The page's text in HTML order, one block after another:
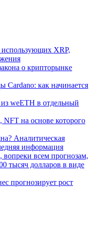
XRP,
о крипторынке
Cardano: как начинается
weETH в отдельный
NFT на основе которого
Аналитическая
информация
всем прогнозам,
тысяч долларов в виде
прогнозирует рост